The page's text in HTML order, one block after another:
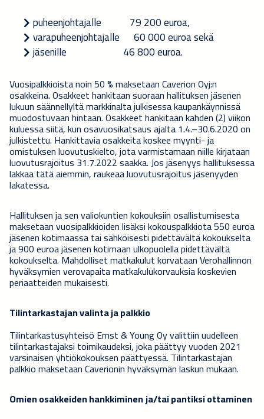
puheenjohtajalle 79 200 euroa,
varapuheenjohtajalle 60 000 euroa sekä
jäsenille 46 800 euroa.
Vuosipalkkioista noin 50 % maksetaan Caverion Oyj:n
osakkeina. Osakkeet hankitaan suoraan hallituksen jäsenen
lukuun säännellyltä markkinalta julkisessa kaupankäynnissä
muodostuvaan hintaan. Osakkeet hankitaan kahden (2) viikon
kuluessa siitä, kun osavuosikatsaus ajalta 1.4.–30.6.2020 on
julkistettu. Hankittavia osakkeita koskee myynti- ja
omistuksen luovutuskielto, jota varmistamaan niille kirjataan
luovutusrajoitus 31.7.2022 saakka. Jos jäsenyys hallituksessa
lakkaa tätä aiemmin, raukeaa luovutusrajoitus jäsenyyden
lakatessa.
Hallituksen ja sen valiokuntien kokouksiin osallistumisesta
maksetaan vuosipalkkioiden lisäksi kokouspalkkiota 550 euroa
jäsenen kotimaassatai sähköisestipidettävältä kokoukselta
ja 900 euroa jäsenen kotimaan ulkopuolella pidettävältä
kokoukselta. Mahdolliset matkakulut korvataan Verohallinnon
hyväksymien verovapaita matkakulukorvauksia koskevien
periaatteiden mukaisesti.
Tilintarkastajan valinta ja palkkio
Tilintarkastusyhteisö Ernst & Young Oy valittiin uudelleen
tilintarkastajaksi toimikaudeksi, joka päättyy vuoden 2021
varsinaisen yhtiökokouksen päättyessä. Tilintarkastajan
palkkio maksetaan Caverionin hyväksymän laskun mukaan.
Omien osakkeiden hankkiminenja/tai pantiksi ottaminen